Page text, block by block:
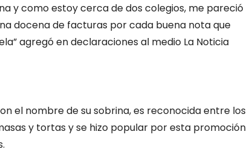
y como estoy cerca de dos colegios, me pareció
docena de facturas por cada buena nota que
agregó en declaraciones al medio La Noticia
el nombre de su sobrina, es reconocida entre los
y tortas y se hizo popular por esta promoción